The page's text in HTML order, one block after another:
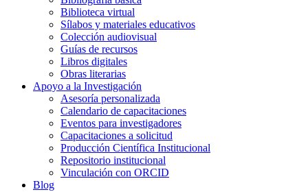
Biblioteca virtual
Sílabos y materiales educativos
Colección audiovisual
Guías de recursos
Libros digitales
Obras literarias
Apoyo a la Investigación
Asesoría personalizada
Calendario de capacitaciones
Eventos para investigadores
Capacitaciones a solicitud
Producción Científica Institucional
Repositorio institucional
Vinculación con ORCID
Blog